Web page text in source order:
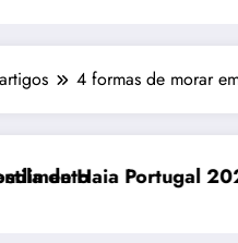
4 formas de morar
Surpreendentes
Custo